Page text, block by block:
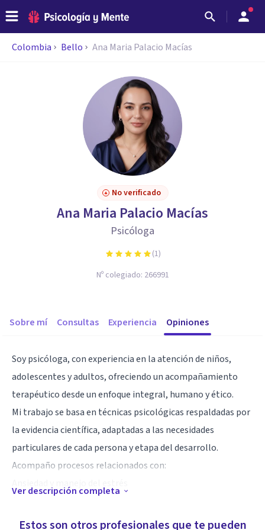
Colombia Bello Ana Maria Palacio Macías
No verificado
Ana Maria Palacio Macías
Psicóloga
(1)
Nº colegiado: 266991
Sobre mí Consultas Experiencia Opiniones
Soy psicóloga, con experiencia en la atención de niños,
adolescentes y adultos, ofreciendo un acompañamiento
terapéutico desde un enfoque integral, humano y ético.
Mi trabajo se basa en técnicas psicológicas respaldadas por
la evidencia científica, adaptadas a las necesidades
particulares de cada persona y etapa del desarrollo.
Acompaño procesos relacionados con:
Gestión emocional
Ver descripción completa
Estos son otros profesionales que te pueden